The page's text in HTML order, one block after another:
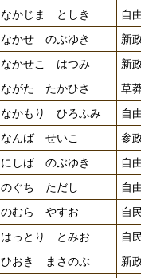
なかじま としき 自
なかせ のぶゆき 新
なかせこ はつみ 新
ながた たかひさ 草
なかもり ひろふみ 自
なんば せいこ 参
にしば のぶゆき 自
のぐち ただし 自
のむら やすお 自
はっとり とみお 自
ひおき まさのぶ 新